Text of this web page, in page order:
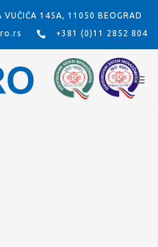
VUČIĆA 145A, 11050 BEOGRAD
+381 (0)11 2852 804